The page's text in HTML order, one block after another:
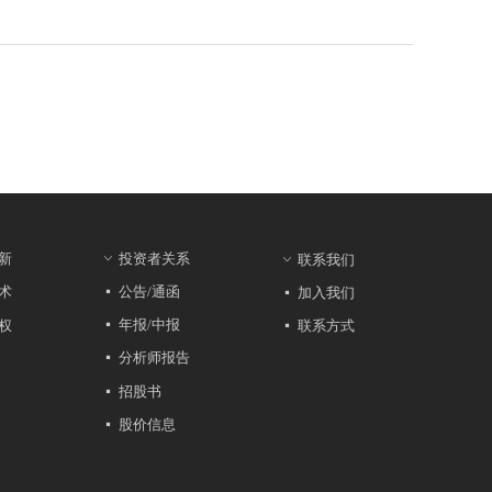
ꀁ 投资者关系
넷 公告/通函
넷 年报/中报
넷 分析师报告
넷 招股书
넷 股价信息
ꀁ 联系我们
넷 加入我们
넷 联系方式